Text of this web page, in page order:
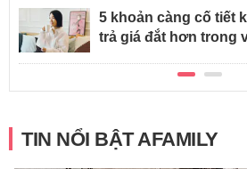
5 khoản càng cố tiết
trả giá đắt hơn trong
TIN NỔI BẬT AFAMILY